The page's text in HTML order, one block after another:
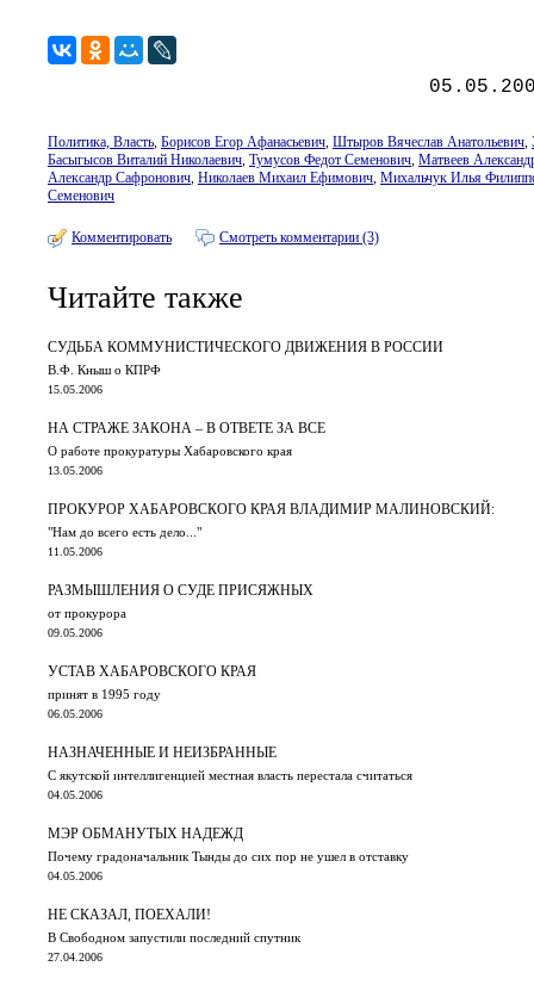
Политика, Власть, Борисов Егор Афанасьевич, Штыров Вячеслав Анатольевич,
Басыгысов Виталий Николаевич, Тумусов Федот Семенович, Матвеев
Александр Сафронович, Николаев Михаил Ефимович, Михальчук Илья
Семенович
Комментировать Смотреть комментарии (3)
Читайте также
СУДЬБА КОММУНИСТИЧЕСКОГО ДВИЖЕНИЯ В РОССИИ
В.Ф. Кныш о КПРФ
15.05.2006
НА СТРАЖЕ ЗАКОНА – В ОТВЕТЕ ЗА ВСЕ
О работе прокуратуры Хабаровского края
13.05.2006
ПРОКУРОР ХАБАРОВСКОГО КРАЯ ВЛАДИМИР МАЛИНОВСКИЙ:
"Нам до всего есть дело..."
11.05.2006
РАЗМЫШЛЕНИЯ О СУДЕ ПРИСЯЖНЫХ
от прокурора
09.05.2006
УСТАВ ХАБАРОВСКОГО КРАЯ
принят в 1995 году
06.05.2006
НАЗНАЧЕННЫЕ И НЕИЗБРАННЫЕ
С якутской интеллигенцией местная власть перестала считаться
04.05.2006
МЭР ОБМАНУТЫХ НАДЕЖД
Почему градоначальник Тынды до сих пор не ушел в отставку
04.05.2006
НЕ СКАЗАЛ, ПОЕХАЛИ!
В Свободном запустили последний спутник
27.04.2006